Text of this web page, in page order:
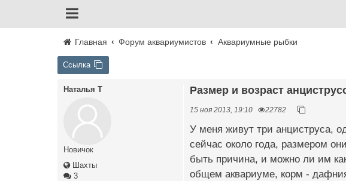
Главная Форум аквариумистов Аквариумные рыбки
Ссылка
Наталья Т
Новичок
Шахты
3
Размер и возраст
15 ноя 2013, 19:10 22782
У меня живут три анциструса,
сейчас около года, размером
быть причина, и можно ли им
общем аквариуме, корм -